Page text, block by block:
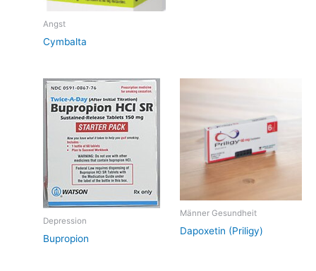
Angst
Cymbalta
Depression
Bupropion
Männer Gesundheit
Dapoxetin (Priligy)